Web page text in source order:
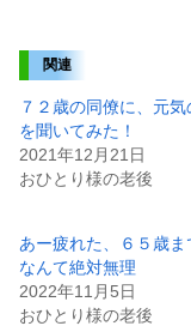
関連
７２歳の同僚に、元
を聞いてみた！
2021年12月21日
おひとり様の老後
あー疲れた、６５歳ま
なんて絶対無理
2022年11月5日
おひとり様の老後